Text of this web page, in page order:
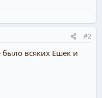
#2
было всяких Ешек и